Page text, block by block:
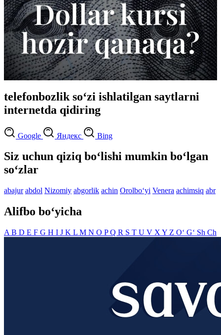
telefonbozlik so‘zi ishlatilgan saytlarni
internetda qidiring
Google Яндекс Bing
Siz uchun qiziq bo‘lishi mumkin bo‘lgan
so‘zlar
abajur abdol Nizomiy abgorlik achin Orolbo‘yi Venera achimsiq abr
Alifbo bo‘yicha
A B D E F G H I J K L M N O PQ R S T U V X Y Z O‘ G‘ Sh Ch